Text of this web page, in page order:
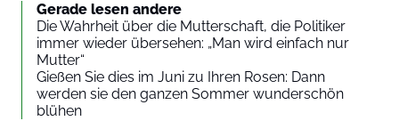
Gerade lesen andere
Die Wahrheit über die Mutterschaft, die Politiker
immer wieder übersehen: „Man wird einfach nur
Mutter“
Gießen Sie dies im Juni zu Ihren Rosen: Dann
werden sie den ganzen Sommer wunderschön
blühen